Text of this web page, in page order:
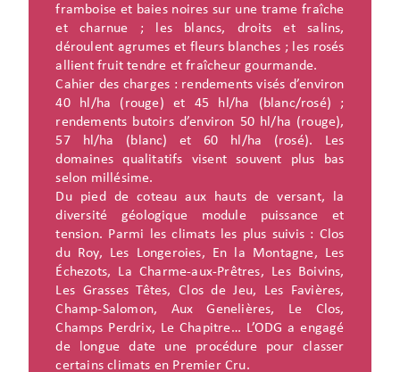
framboise et baies noires sur une trame fraîche
et charnue ; les blancs, droits et salins,
déroulent agrumes et fleurs blanches ; les rosés
allient fruit tendre et fraîcheur gourmande.
Cahier des charges : rendements visés d’environ
40 hl/ha (rouge) et 45 hl/ha (blanc/rosé) ;
rendements butoirs d’environ 50 hl/ha (rouge),
57 hl/ha (blanc) et 60 hl/ha (rosé). Les
domaines qualitatifs visent souvent plus bas
selon millésime.
Du pied de coteau aux hauts de versant, la
diversité géologique module puissance et
tension. Parmi les climats les plus suivis : Clos
du Roy, Les Longeroies, En la Montagne, Les
Échezots, La Charme-aux-Prêtres, Les Boivins,
Les Grasses Têtes, Clos de Jeu, Les Favières,
Champ-Salomon, Aux Genelières, Le Clos,
Champs Perdrix, Le Chapitre… L’ODG a engagé
de longue date une procédure pour classer
certains climats en Premier Cru.